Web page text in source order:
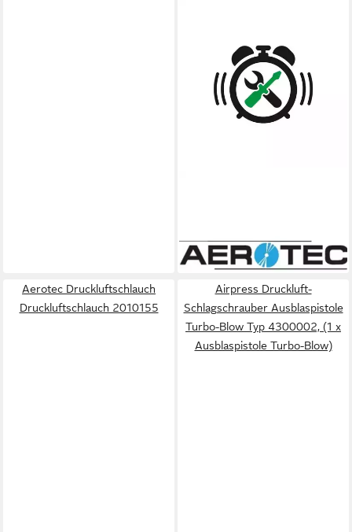
ab 33,86 €
lieferbar - in 2-3 Werktagen bei dir
Aerotec Druckluftschlauch
Druckluftschlauch 2010155
Airpress Druckluft-
Schlagschrauber Ausblaspistole
Turbo-Blow Typ 4300002, (1 x
Ausblaspistole Turbo-Blow)